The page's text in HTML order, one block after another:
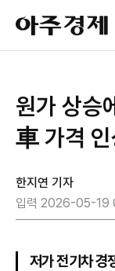
아
주
경
원가 상승
車 가격
한지연 기자
입력 2026-05-19
저가 전기차 경